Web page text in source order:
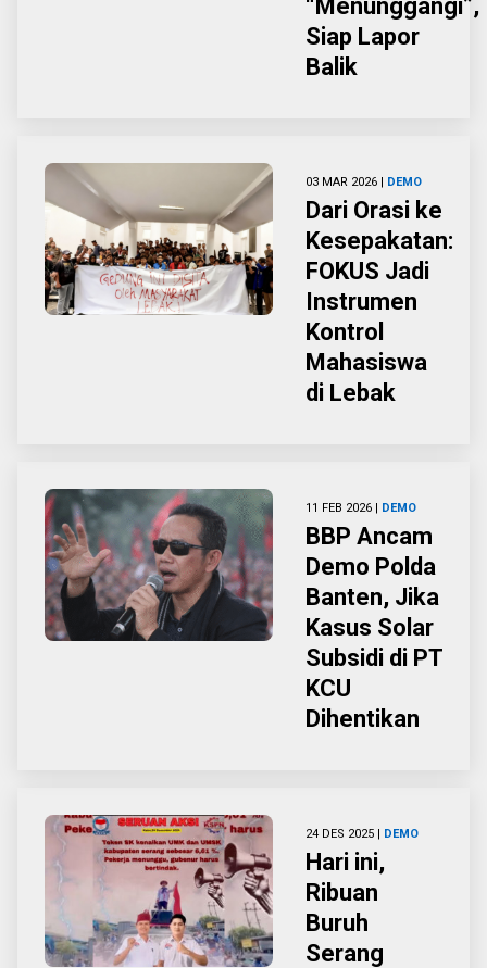
“Menunggangi”,
Siap Lapor
Balik
03 MAR 2026 | DEMO
Dari Orasi ke
Kesepakatan:
FOKUS Jadi
Instrumen
Kontrol
Mahasiswa
di Lebak
11 FEB 2026 | DEMO
BBP Ancam
Demo Polda
Banten, Jika
Kasus Solar
Subsidi di PT
KCU
Dihentikan
24 DES 2025 | DEMO
Hari ini,
Ribuan
Buruh
Serang